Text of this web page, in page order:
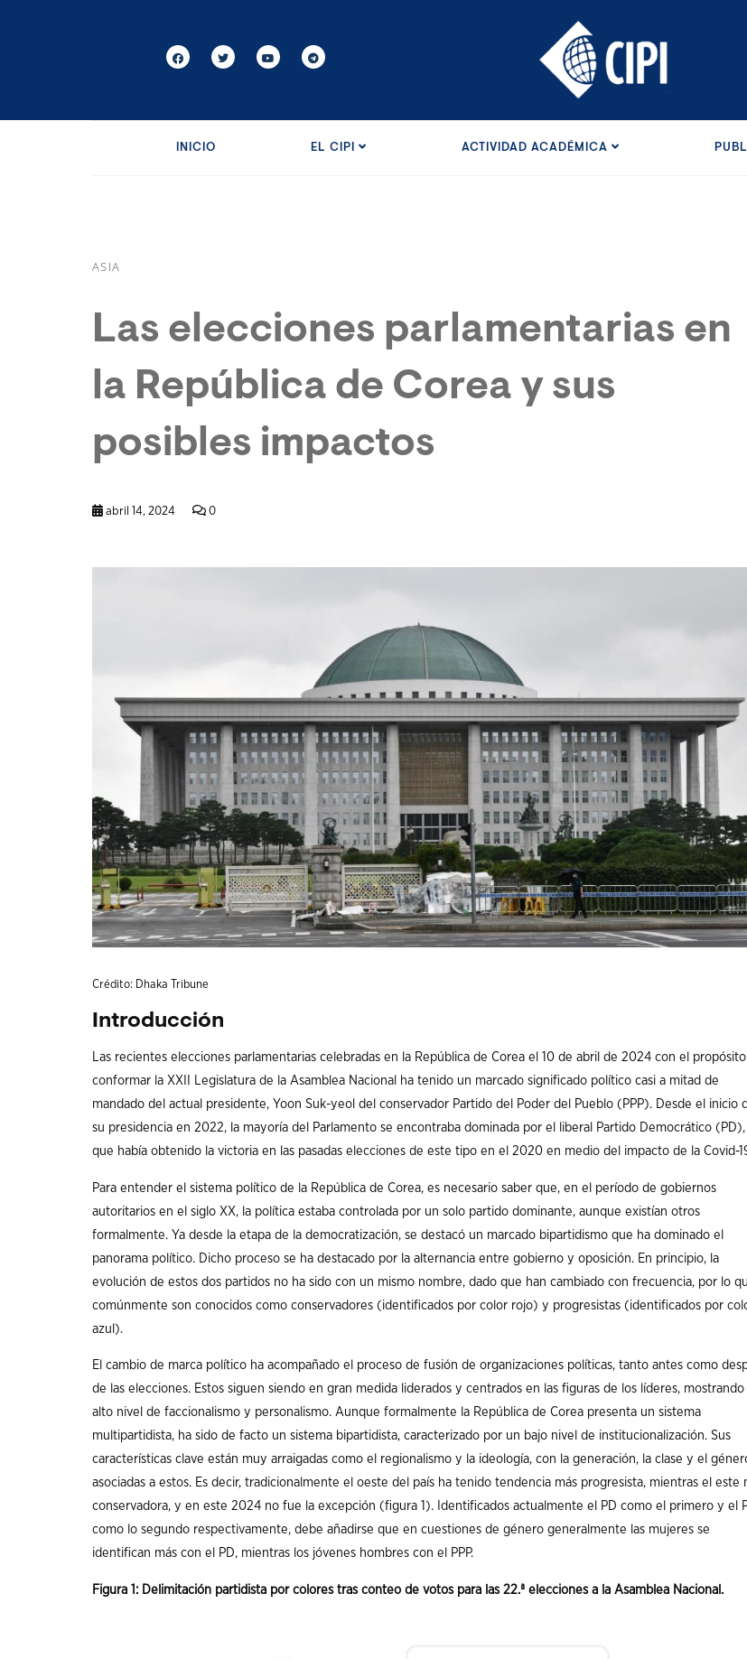
INICIO EL CIPI ACTIVIDAD ACADÉMICA
ASIA
Las elecciones parlamentarias en
la República de Corea y sus
posibles impactos
abril 14, 2024 0
Crédito: Dhaka Tribune
Introducción
Las recientes elecciones parlamentarias celebradas en la República de Corea el 10 de abril de 2024 con el
conformar la XXII Legislatura de la Asamblea Nacional ha tenido un marcado significado político casi a mitad de
mandado del actual presidente, Yoon Suk-yeol del conservador Partido del Poder del Pueblo (PPP). Desde el inicio
su presidencia en 2022, la mayoría del Parlamento se encontraba dominada por el liberal Partido Democrático (PD),
que había obtenido la victoria en las pasadas elecciones de este tipo en el 2020 en medio del impacto de la Covid-
Para entender el sistema político de la República de Corea, es necesario saber que, en el período de gobiernos
autoritarios en el siglo XX, la política estaba controlada por un solo partido dominante, aunque existían otros
formalmente. Ya desde la etapa de la democratización, se destacó un marcado bipartidismo que ha dominado el
panorama político. Dicho proceso se ha destacado por la alternancia entre gobierno y oposición. En principio, la
evolución de estos dos partidos no ha sido con un mismo nombre, dado que han cambiado con frecuencia, por lo
comúnmente son conocidos como conservadores (identificados por color rojo) y progresistas (identificados por
azul).
El cambio de marca político ha acompañado el proceso de fusión de organizaciones políticas, tanto antes como
de las elecciones. Estos siguen siendo en gran medida liderados y centrados en las figuras de los líderes, mostrando
alto nivel de faccionalismo y personalismo. Aunque formalmente la República de Corea presenta un sistema
multipartidista, ha sido de facto un sistema bipartidista, caracterizado por un bajo nivel de institucionalización. Sus
características clave están muy arraigadas como el regionalismo y la ideología, con la generación, la clase y el
asociadas a estos. Es decir, tradicionalmente el oeste del país ha tenido tendencia más progresista, mientras el este
conservadora, y en este 2024 no fue la excepción (figura 1). Identificados actualmente el PD como el primero y el
como lo segundo respectivamente, debe añadirse que en cuestiones de género generalmente las mujeres se
identifican más con el PD, mientras los jóvenes hombres con el PPP.
Figura 1: Delimitación partidista por colores tras conteo de votos para las 22.ª elecciones a la Asamblea Nacional.